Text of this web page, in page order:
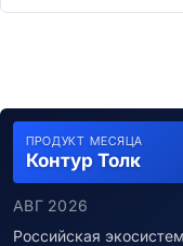
ПРОДУКТ МЕСЯЦА
Контур Толк
АВГ 2026
Российская